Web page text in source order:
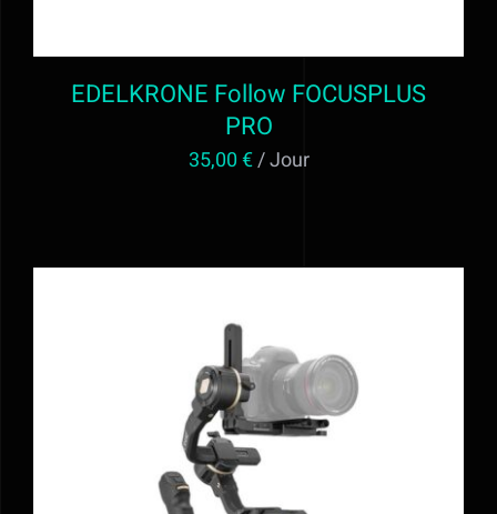
EDELKRONE Follow FOCUSPLUS
PRO
35,00€/ Jour
AJOUTER AU PANIER